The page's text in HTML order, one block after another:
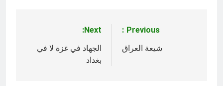
المقالات
Previous:
شيعة العراق
Next:
الجهاد في غزة لا في
بغداد